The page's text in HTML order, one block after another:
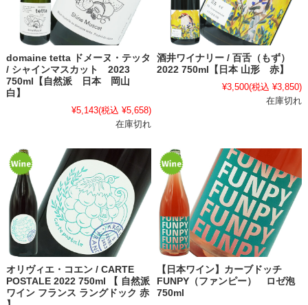
domaine tetta ドメーヌ・テッタ
/ シャインマスカット 2023
750ml【自然派 日本 岡山
白】
¥5,143(税込 ¥5,658)
在庫切れ
酒井ワイナリー / 百舌（もず）
2022 750ml【日本 山形 赤】
¥3,500(税込 ¥3,850)
在庫切れ
オリヴィエ・コエン / CARTE
POSTALE 2022 750ml 【 自然派
ワイン フランス ラングドック 赤
【日本ワイン】カーブドッチ
FUNPY（ファンピー） ロゼ泡
750ml